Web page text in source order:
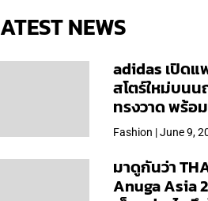
NEWS
adidas เปิด
สโตร์ใหม่บน
ทรงวาด พร้อ
Arabica และค
ชันพิเศษเฉพาะ
Fashion | June 9,
มาดูกันว่า
Anuga Asia